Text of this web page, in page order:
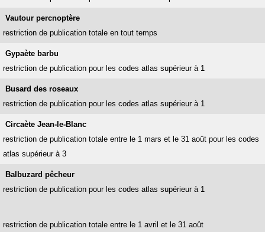
Vautour percnoptère
restriction de publication totale en tout temps
Gypaète barbu
restriction de publication pour les codes atlas supérieur à 1
Busard des roseaux
restriction de publication pour les codes atlas supérieur à 1
Circaète Jean-le-Blanc
restriction de publication totale entre le 1 mars et le 31 août pour les codes
atlas supérieur à 3
Balbuzard pêcheur
restriction de publication pour les codes atlas supérieur à 1
restriction de publication totale entre le 1 avril et le 31 août